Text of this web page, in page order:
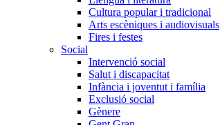
Cultura popular i tradicional
Arts escèniques i audiovisuals
Fires i festes
Social
Intervenció social
Salut i discapacitat
Infància i joventut i família
Exclusió social
Gènere